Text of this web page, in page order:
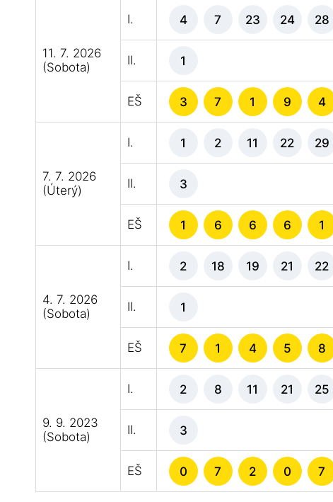
11. 7. 2026
(Sobota)
I. 4 7 23 24 28
II. 1
EŠ 3 7 1 9 4
7. 7. 2026
(Úterý)
I. 1 2 11 22 29
II. 3
EŠ 1 6 6 6 1
4. 7. 2026
(Sobota)
I. 2 18 19 21 22
II. 1
EŠ 7 1 4 5 8
9. 9. 2023
(Sobota)
I. 2 8 11 21 25
II. 3
EŠ 0 7 2 0 7